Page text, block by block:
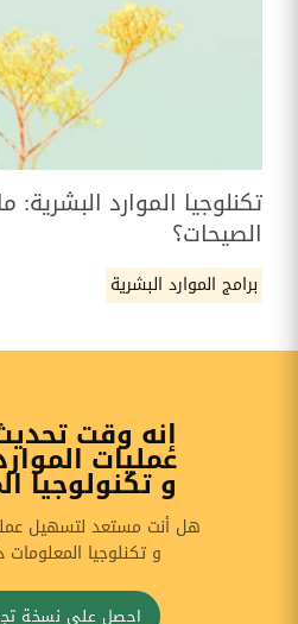
تكنلوجيا الموارد
الصيحات؟
برامج الموارد البشرية
إنه وقت
عمليات
و تكنولوجيا
هل أنت مستعد لتسهيل
و تكنلوجيا
احصل على نسخة